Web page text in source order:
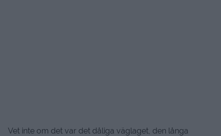
Vet inte om det var det dåliga väglaget, den långa